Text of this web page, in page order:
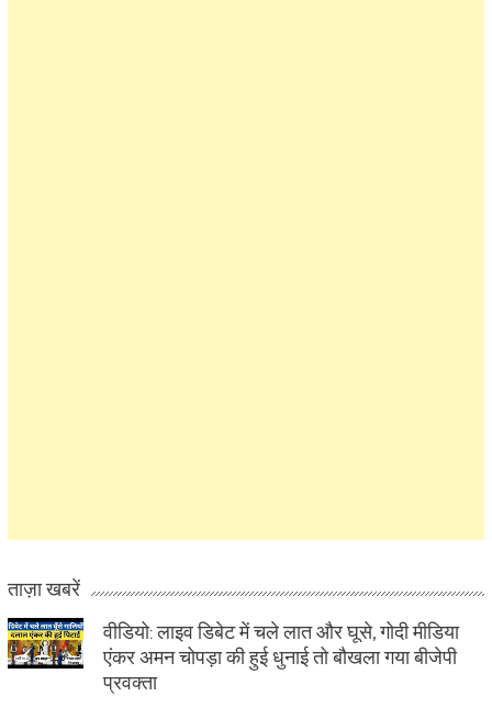
ताज़ा खबरें
वीडियो: लाइव डिबेट में चले लात और घूसे, गोदी मीडिया
एंकर अमन चोपड़ा की हुई धुनाई तो बौखला गया बीजेपी
प्रवक्ता